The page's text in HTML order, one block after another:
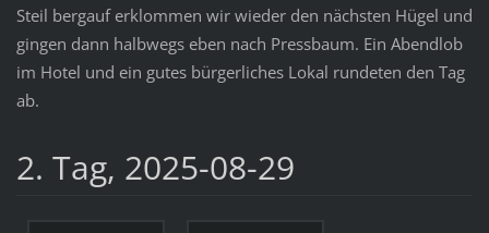
Steil bergauf erklommen wir wieder den nächsten Hügel und
gingen dann halbwegs eben nach Pressbaum. Ein Abendlob
im Hotel und ein gutes bürgerliches Lokal rundeten den Tag
ab.
2. Tag, 2025-08-29